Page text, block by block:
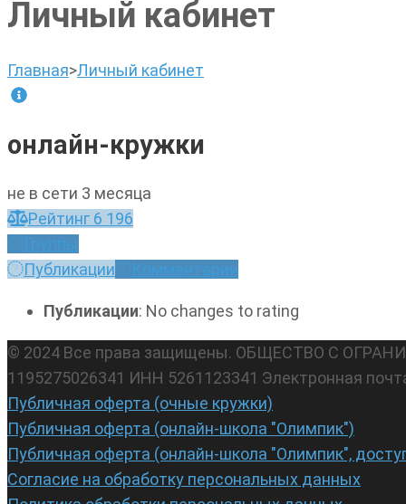
Личный кабинет
Главная>Личный кабинет
онлайн-кружки
не в сети 3 месяца
Рейтинг 6 196
Группы
Публикации
Комментарии
Публикации: No changes to rating
© 2024 Все права защищены. ОБЩЕСТВО С
1195275026341 ИНН 5261123341 Электронная
Публичная оферта (очные кружки)
Публичная оферта (онлайн-школа "Олимпик")
Публичная оферта (онлайн-школа "Олимпик",
Согласие на обработку персональных данных